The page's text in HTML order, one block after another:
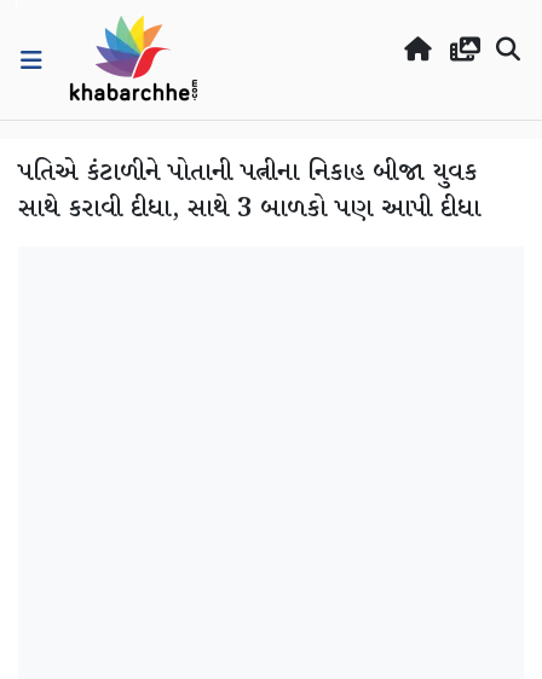
પતિએ કંટાળીને પોતાની પત્નીના નિકાહ બીજા યુવક
સાથે કરાવી દીધા, સાથે 3 બાળકો પણ આપી દીધા